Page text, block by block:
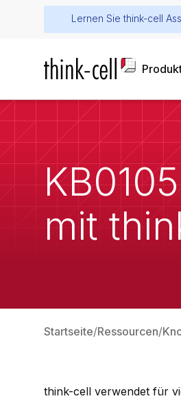
Lernen Sie think-cell
mit
Startseite Ressourcen
think-cell verwendet für